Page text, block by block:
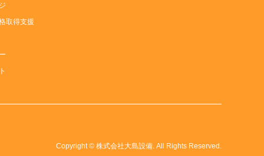
取得支援
Copyright© 株式会社大島設備. All Rights Reserved.